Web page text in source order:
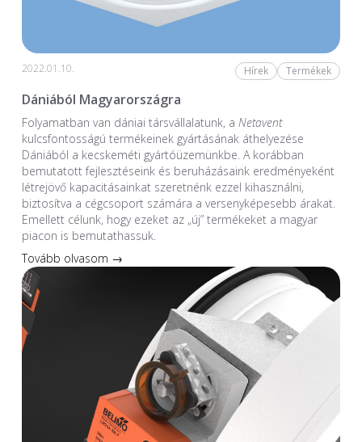
2022.01.10. Hírek Termékek
Dániából Magyarországra
Folyamatban van dániai társvállalatunk, a Netavent
kulcsfontosságú termékeinek gyártásának áthelyezése
Dániából a kecskeméti gyártóüzemünkbe. A korábban
bemutatott fejlesztéseink és beruházásaink eredményeként
létrejövő kapacitásainkat szeretnénk ezzel kihasználni,
biztosítva a cégcsoport számára a versenyképesebb árakat.
Emellett célunk, hogy ezeket az „új” termékeket a magyar
piacon is bemutathassuk.
Tovább olvasom →